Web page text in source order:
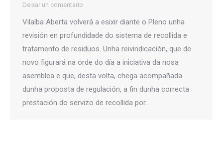
Deixar un comentario
Vilalba Aberta volverá a esixir diante o Pleno unha
revisión en profundidade do sistema de recollida e
tratamento de residuos. Unha reivindicación, que de
novo figurará na orde do día a iniciativa da nosa
asemblea e que, desta volta, chega acompañada
dunha proposta de regulación, a fin dunha correcta
prestación do servizo de recollida por…